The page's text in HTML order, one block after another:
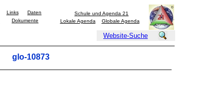
Links
Daten
Dokumente
Schule und Agenda 21
Lokale Agenda
Globale Agenda
Website-Suche
glo-10873